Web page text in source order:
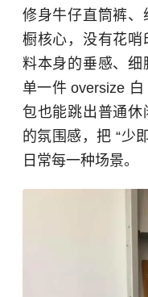
修身牛仔直筒裤、
橱核心，没有花哨
料本身的垂感、细
单一件 oversize
包也能跳出普通休
的氛围感，把 “少
日常每一种场景。